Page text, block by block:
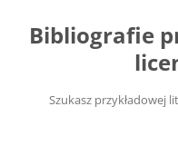
treści
Bibliografie
Szukasz przykładowej